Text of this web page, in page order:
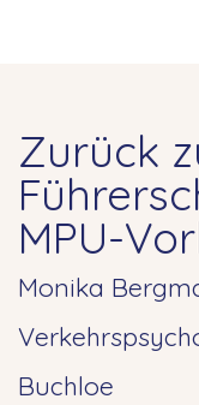
Zurück
MPU-
Monika
Buchloe